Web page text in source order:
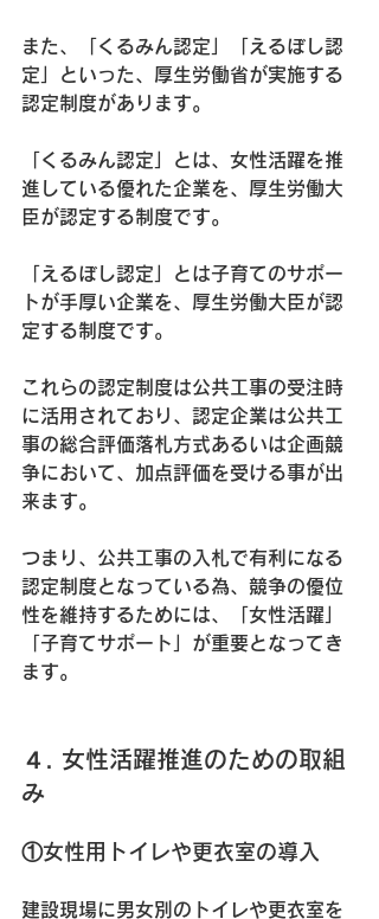
また、「くるみん認定」「えるぼし認
定」といった、厚生労働省が実施する
認定制度があります。
「くるみん認定」とは、女性活躍を推
進している優れた企業を、厚生労働大
臣が認定する制度です。
「えるぼし認定」とは子育てのサポー
トが手厚い企業を、厚生労働大臣が認
定する制度です。
これらの認定制度は公共工事の受注時
に活用されており、認定企業は公共工
事の総合評価落札方式あるいは企画競
争において、加点評価を受ける事が出
来ます。
つまり、公共工事の入札で有利になる
認定制度となっている為、競争の優位
性を維持するためには、「女性活躍」
「子育てサポート」が重要となってき
ます。
４. 女性活躍推進のための取組
み
①女性用トイレや更衣室の導入
建設現場に男女別のトイレや更衣室を